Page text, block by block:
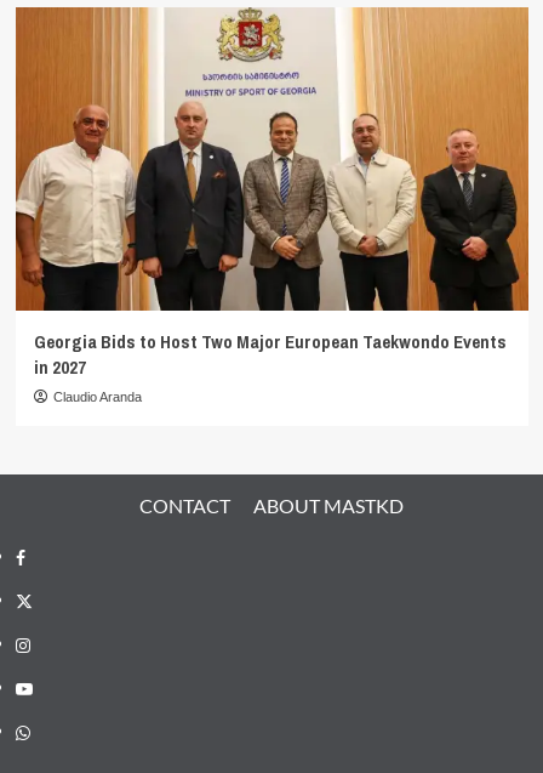
Georgia Bids to Host Two Major European Taekwondo Events
in 2027
Claudio Aranda
CONTACT ABOUT MASTKD
Facebook
X
Instagram
YouTube
Whatsapp